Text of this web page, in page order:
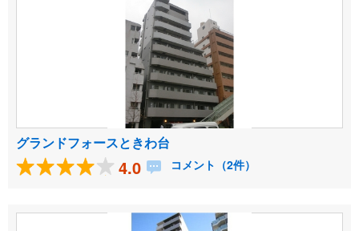
グランドフォースときわ台
4.0 コメント（2件）